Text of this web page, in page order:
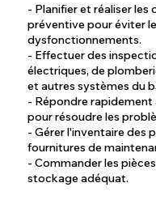
- Planifier et réaliser
préventive pour éviter
dysfonctionnements.
- Effectuer des
électriques, de
et autres systèmes du
- Répondre
pour résoudre les
- Gérer l'inventaire des
fournitures de
- Commander les
stockage adéquat.